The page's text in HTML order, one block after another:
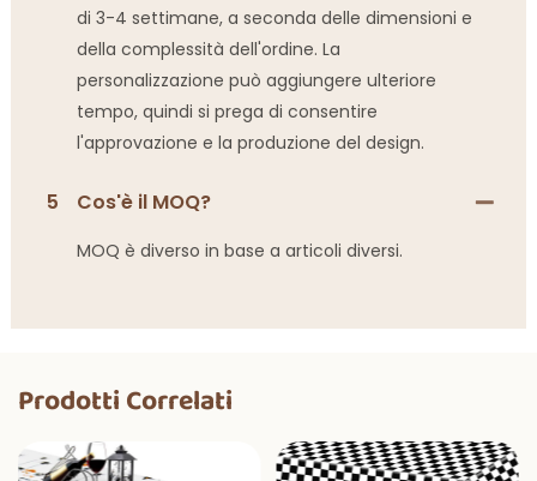
di 3-4 settimane, a seconda delle dimensioni e
della complessità dell'ordine. La
personalizzazione può aggiungere ulteriore
tempo, quindi si prega di consentire
l'approvazione e la produzione del design.
5 Cos'è il MOQ?
MOQ è diverso in base a articoli diversi.
Prodotti Correlati